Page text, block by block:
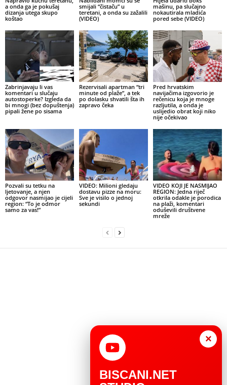
a onda ga je pokušaj
dizanja utega skupo
koštao
smijali “čistaču” u
teretani, a onda su zažalili
(VIDEO)
mašinu, pa slučajno
nokautirala mladića
pored sebe (VIDEO)
Zabrinjavaju li vas
komentari u slučaju
autostoperke? Izgleda da
bi mnogi (bez dopuštenja)
pipali žene po sisama
Rezervisali apartman “tri
minute od plaže”, a tek
po dolasku shvatili šta ih
zapravo čeka
Pred hrvatskim
navijačima izgovorio je
rečenicu koja je mnoge
razljutila, a onda je
uslijedio obrat koji niko
nije očekivao
Pozvali su tetku na
ljetovanje, a njen
odgovor nasmijao je cijeli
region: “To je odmor
samo za vas!”
VIDEO: Milioni gledaju
dostavu pizze na moru:
Sve je visilo o jednoj
sekundi
VIDEO KOJI JE NASMIJAO
REGION: Jedna riječ
otkrila odakle je porodica
na plaži, komentari
oduševili društvene
mreže
×
BISCANI.NET